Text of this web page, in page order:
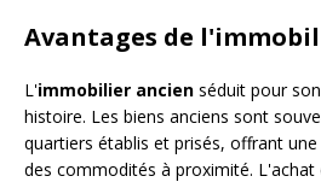
Avantages de
L'immobilier ancien séduit pour
histoire. Les biens anciens sont
quartiers établis et prisés, offrant
des commodités à proximité. L'achat